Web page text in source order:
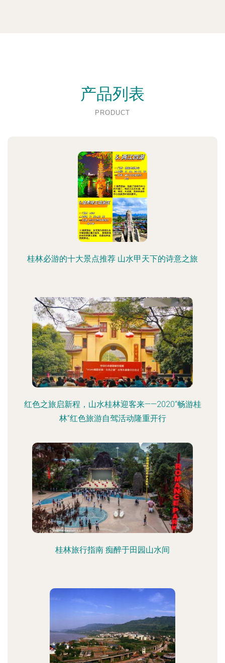
产品列表
PRODUCT
桂林必游的十大景点推荐 山水甲天下的诗意之旅
红色之旅启新程，山水桂林迎客来——2020“畅游桂
林”红色旅游自驾活动隆重开行
桂林旅行指南 痴醉于田园山水间